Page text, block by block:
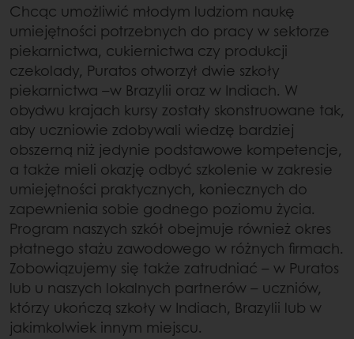
Chcąc umożliwić młodym ludziom naukę
umiejętności potrzebnych do pracy w sektorze
piekarnictwa, cukiernictwa czy produkcji
czekolady, Puratos otworzył dwie szkoły
piekarnictwa –w Brazylii oraz w Indiach. W
obydwu krajach kursy zostały skonstruowane tak,
aby uczniowie zdobywali wiedzę bardziej
obszerną niż jedynie podstawowe kompetencje,
a także mieli okazję odbyć szkolenie w zakresie
umiejętności praktycznych, koniecznych do
zapewnienia sobie godnego poziomu życia.
Program naszych szkół obejmuje również okres
płatnego stażu zawodowego w różnych firmach.
Zobowiązujemy się także zatrudniać – w Puratos
lub u naszych lokalnych partnerów – uczniów,
którzy ukończą szkoły w Indiach, Brazylii lub w
jakimkolwiek innym miejscu.